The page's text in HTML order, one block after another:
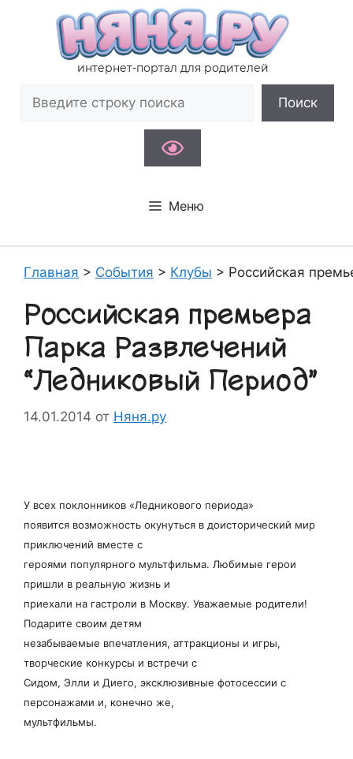
содержимому
интернет-портал для родителей
Поиск
Меню
Главная > События > Клубы > Российская
Российская премьера
Парка Развлечений
“Ледниковый Период”
14.01.2014 от Няня.ру
У всех поклонников «Ледникового периода»
появится возможность окунуться в доисторический мир
приключений вместе с
героями популярного мультфильма. Любимые герои
пришли в реальную жизнь и
приехали на гастроли в Москву. Уважаемые родители!
Подарите своим детям
незабываемые впечатления, аттракционы и игры,
творческие конкурсы и встречи с
Сидом, Элли и Диего, эксклюзивные фотосессии с
персонажами и, конечно же,
мультфильмы.